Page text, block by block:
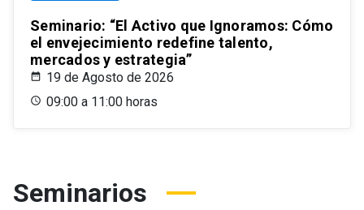
Seminario: “El Activo que Ignoramos: Cómo
el envejecimiento redefine talento,
mercados y estrategia”
19 de Agosto de 2026
09:00 a 11:00 horas
Seminarios